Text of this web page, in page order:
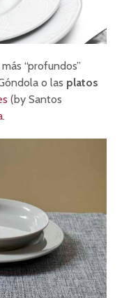
“profundos”
o las platos
(by Santos
.